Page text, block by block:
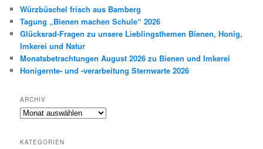
n
Würzbüschel frisch aus Bamberg
Tagung „Bienen machen Schule“ 2026
Glücksrad-Fragen zu unsere Lieblingsthemen Bienen, Honig,
Imkerei und Natur
Monatsbetrachtungen August 2026 zu Bienen und Imkerei
Honigernte- und -verarbeitung Sternwarte 2026
ARCHIV
Archiv
KATEGORIEN